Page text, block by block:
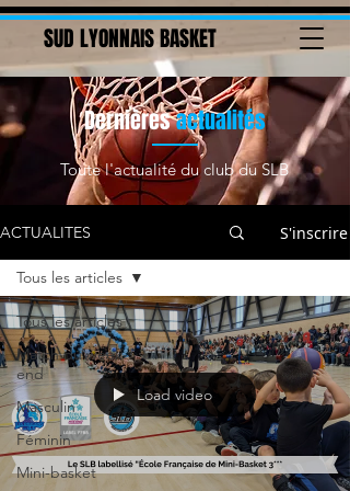
SUD LYONNAIS BASKET
Dernièresactualités
Toute l'actualité du club du SLB
ACTUALITES S'inscrire
Tous les articles
Match du week-
end
Masculin
Féminin
Mini-basket
Tous les articles
Load video